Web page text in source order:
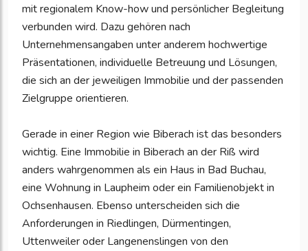
mit regionalem Know-how und persönlicher Begleitung
verbunden wird. Dazu gehören nach
Unternehmensangaben unter anderem hochwertige
Präsentationen, individuelle Betreuung und Lösungen,
die sich an der jeweiligen Immobilie und der passenden
Zielgruppe orientieren.
Gerade in einer Region wie Biberach ist das besonders
wichtig. Eine Immobilie in Biberach an der Riß wird
anders wahrgenommen als ein Haus in Bad Buchau,
eine Wohnung in Laupheim oder ein Familienobjekt in
Ochsenhausen. Ebenso unterscheiden sich die
Anforderungen in Riedlingen, Dürmentingen,
Uttenweiler oder Langenenslingen von den